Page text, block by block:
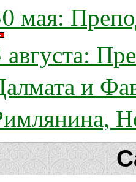
мая:
августа:
и